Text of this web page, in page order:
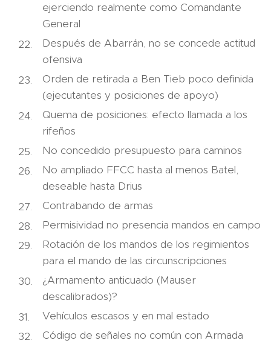
ejerciendo realmente como Comandante
General
Después de Abarrán, no se concede actitud
ofensiva
Orden de retirada a Ben Tieb poco definida
(ejecutantes y posiciones de apoyo)
Quema de posiciones: efecto llamada a los
rifeños
No concedido presupuesto para caminos
No ampliado FFCC hasta al menos Batel,
deseable hasta Drius
Contrabando de armas
Permisividad no presencia mandos en campo
Rotación de los mandos de los regimientos
para el mando de las circunscripciones
¿Armamento anticuado (Mauser
descalibrados)?
Vehículos escasos y en mal estado
Código de señales no común con Armada